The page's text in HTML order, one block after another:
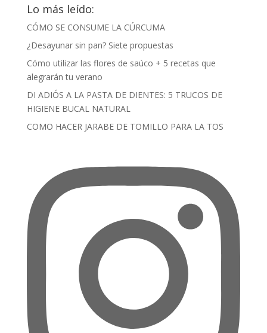
Lo más leído:
CÓMO SE CONSUME LA CÚRCUMA
¿Desayunar sin pan? Siete propuestas
Cómo utilizar las flores de saúco + 5 recetas que
alegrarán tu verano
DI ADIÓS A LA PASTA DE DIENTES: 5 TRUCOS DE
HIGIENE BUCAL NATURAL
COMO HACER JARABE DE TOMILLO PARA LA TOS